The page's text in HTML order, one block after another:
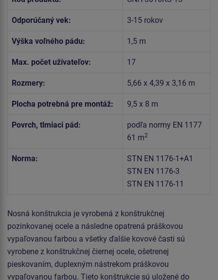
Odporúčaný vek: 3-15 rokov
Výška voľného pádu: 1,5 m
Max. počet užívateľov: 17
Rozmery: 5,66 x 4,39 x 3,16 m
Plocha potrebná pre montáž: 9,5 x 8 m
Povrch, tlmiaci pád:
podľa normy EN 1177
61 m2
Norma:
STN EN 1176-1+A1
STN EN 1176-3
STN EN 1176-11
Nosná konštrukcia je vyrobená z konštrukčnej
pozinkovanej ocele a následne opatrená práškovou
vypaľovanou farbou a všetky ďalšie kovové časti sú
vyrobene z konštrukčnej čiernej ocele, ošetrenej
pieskovaním, duplexným nástrekom práškovou
vypaľovanou farbou. Tieto konštrukcie sú uložené do